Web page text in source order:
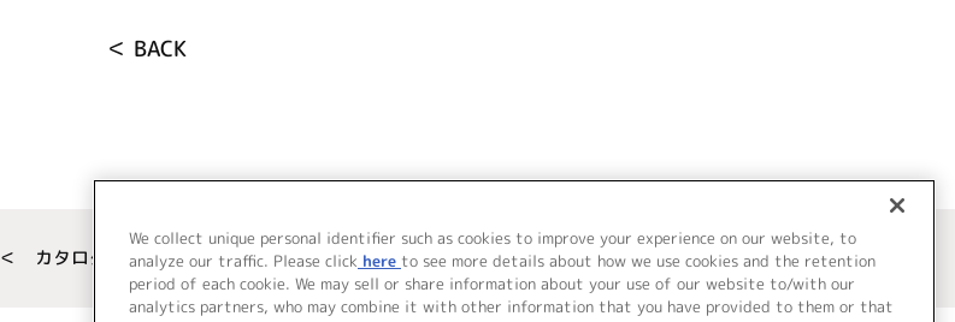
＜ BACK
＜ カタログサイト トップページへ
We collect unique personal identifier such as cookies to improve your experience on our website, to
analyze our traffic. Please click here to see more details about how we use cookies and the retention
period of each cookie. We may sell or share information about your use of our website to/with our
analytics partners, who may combine it with other information that you have provided to them or that